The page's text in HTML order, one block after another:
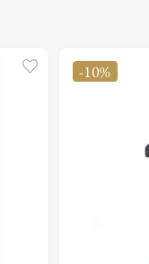
-10%